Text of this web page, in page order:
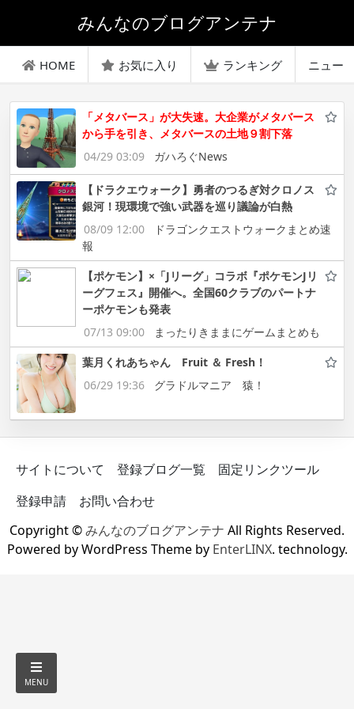
みんなのブログアンテナ
HOME お気に入り ランキング ニュー
「メタバース」が大失速。大企業がメタバース
から手を引き、メタバースの土地９割下落
04/29 03:09
ガハろぐNews
【ドラクエウォーク】勇者のつるぎ対クロノス
銀河！現環境で強い武器を巡り議論が白熱
08/09 12:00
ドラゴンクエストウォークまとめ速
報
【ポケモン】×「Jリーグ」コラボ『ポケモンJリ
ーグフェス』開催へ。全国60クラブのパートナ
ーポケモンも発表
07/13 09:00
まったりきままにゲームまとめも
葉月くれあちゃん Fruit ＆ Fresh！
06/29 19:36
グラドルマニア 猿！
サイトについて 登録ブログ一覧
固定リンクツール
登録申請
お問い合わせ
Copyright ©みんなのブログアンテナ All Rights Reserved.
Powered by WordPress Theme by EnterLINX. technology.
MENU